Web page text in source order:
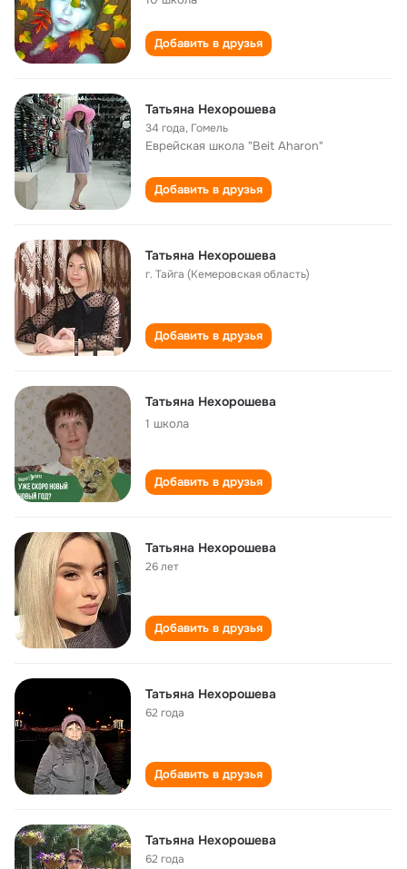
Добавить в друзья
Татьяна Нехорошева
34 года, Гомель
Еврейская школа "Beit Aharon"
Добавить в друзья
Татьяна Нехорошева
г. Тайга (Кемеровская область)
Добавить в друзья
Татьяна Нехорошева
1 школа
Добавить в друзья
Татьяна Нехорошева
26 лет
Добавить в друзья
Татьяна Нехорошева
62 года
Добавить в друзья
Татьяна Нехорошева
62 года